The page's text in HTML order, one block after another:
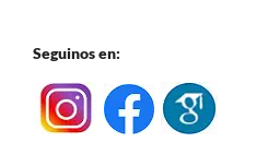
Seguinos en: